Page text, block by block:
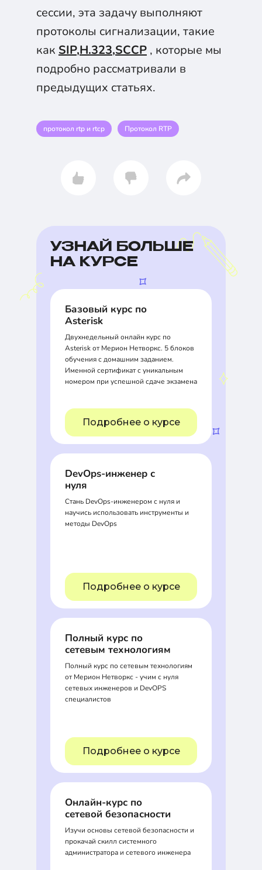
сессии, эта задачу выполняют
протоколы сигнализации, такие
как SIP,H.323,SCCP , которые мы
подробно рассматривали в
предыдущих статьях.
протокол rtp и rtcp Протокол RTP
УЗНАЙ БОЛЬШЕ
НА КУРСЕ
Базовый курс по
Asterisk
Двухнедельный онлайн курс по
Asterisk от Мерион Нетворкс. 5 блоков
обучения с домашним заданием.
Именной сертификат с уникальным
номером при успешной сдаче экзамена
Подробнее о курсе
DevOps-инженер с
нуля
Стань DevOps-инженером с нуля и
научись использовать инструменты и
методы DevOps
Подробнее о курсе
Полный курс по
сетевым технологиям
Полный курс по сетевым технологиям
от Мерион Нетворкс - учим с нуля
сетевых инженеров и DevOPS
специалистов
Подробнее о курсе
Онлайн-курс по
сетевой безопасности
Изучи основы сетевой безопасности и
прокачай скилл системного
администратора и сетевого инженера